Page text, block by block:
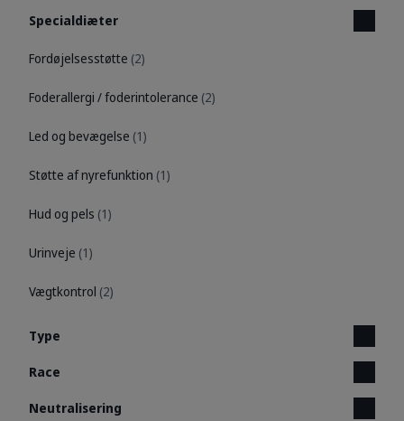
Specialdiæter
Fordøjelsesstøtte (2)
Foderallergi / foderintolerance (2)
Led og bevægelse (1)
Støtte af nyrefunktion (1)
Hud og pels (1)
Urinveje (1)
Vægtkontrol (2)
Type
Race
Neutralisering